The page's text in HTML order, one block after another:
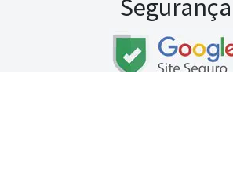
Segurança